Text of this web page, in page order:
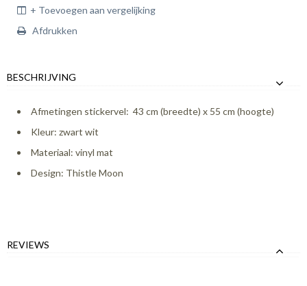
+ Toevoegen aan vergelijking
Afdrukken
BESCHRIJVING
Afmetingen stickervel: 43 cm (breedte) x 55 cm (hoogte)
Kleur: zwart wit
Materiaal: vinyl mat
Design: Thistle Moon
REVIEWS